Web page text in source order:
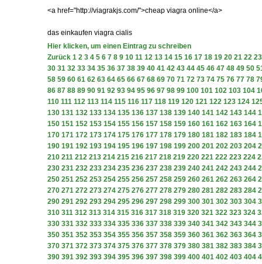
<a href="http://viagrakjs.com/">cheap viagra online</a>
das einkaufen viagra cialis
Hier klicken, um einen Eintrag zu schreiben
Zurück 1 2 3 4 5 6 7 8 9 10 11 12 13 14 15 16 17 18 19 20 21 22 23
30 31 32 33 34 35 36 37 38 39 40 41 42 43 44 45 46 47 48 49 50
58 59 60 61 62 63 64 65 66 67 68 69 70 71 72 73 74 75 76 77 78
86 87 88 89 90 91 92 93 94 95 96 97 98 99 100 101 102 103 104
110 111 112 113 114 115 116 117 118 119 120 121 122 123 124
130 131 132 133 134 135 136 137 138 139 140 141 142 143 144
150 151 152 153 154 155 156 157 158 159 160 161 162 163 164
170 171 172 173 174 175 176 177 178 179 180 181 182 183 184
190 191 192 193 194 195 196 197 198 199 200 201 202 203 204
210 211 212 213 214 215 216 217 218 219 220 221 222 223 224
230 231 232 233 234 235 236 237 238 239 240 241 242 243 244
250 251 252 253 254 255 256 257 258 259 260 261 262 263 264
270 271 272 273 274 275 276 277 278 279 280 281 282 283 284
290 291 292 293 294 295 296 297 298 299 300 301 302 303 304
310 311 312 313 314 315 316 317 318 319 320 321 322 323 324
330 331 332 333 334 335 336 337 338 339 340 341 342 343 344
350 351 352 353 354 355 356 357 358 359 360 361 362 363 364
370 371 372 373 374 375 376 377 378 379 380 381 382 383 384
390 391 392 393 394 395 396 397 398 399 400 401 402 403 404